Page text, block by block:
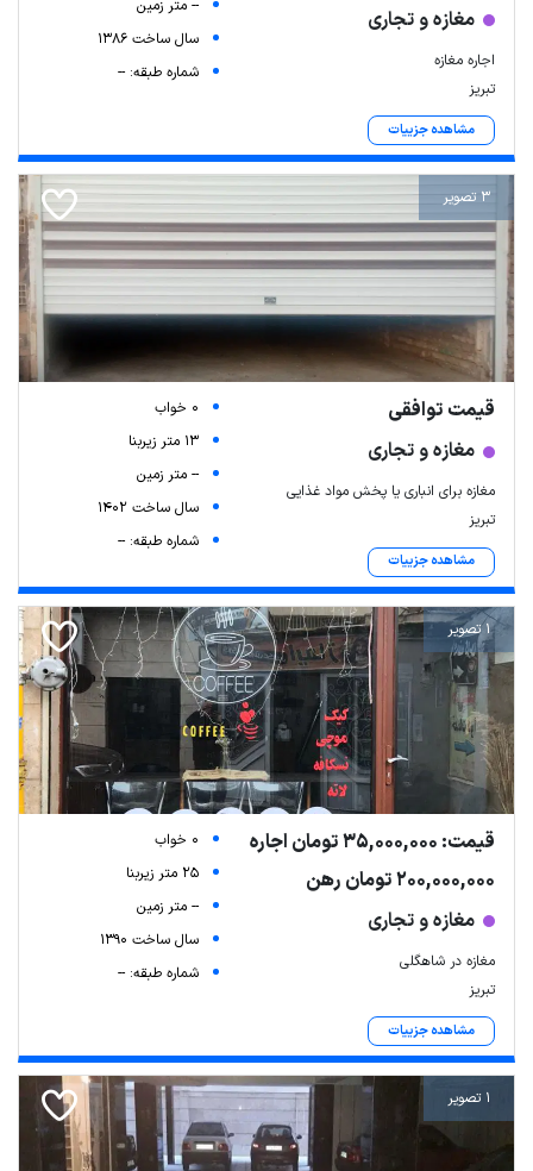
مغازه و تجاری
اجاره مغازه
تبریز
مشاهده جزییات
-- متر زمین
سال ساخت 1386
شماره طبقه: --
3 تصویر
قیمت توافقی
مغازه و تجاری
مغازه برای انباری یا پخش مواد غذایی
تبریز
مشاهده جزییات
0 خواب
13 متر زیربنا
-- متر زمین
سال ساخت 1402
شماره طبقه: --
1 تصویر
قیمت: 35,000,000 تومان اجاره
200,000,000 تومان رهن
مغازه و تجاری
مغازه در شاهگلی
تبریز
مشاهده جزییات
0 خواب
25 متر زیربنا
-- متر زمین
سال ساخت 1390
شماره طبقه: --
1 تصویر